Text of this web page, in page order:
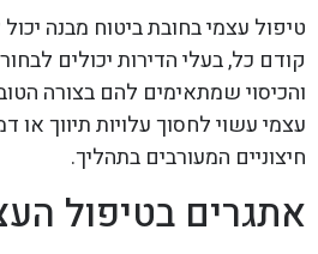
טיפול עצמי בחובת ביטוח מבנה יכול
קודם כל, בעלי הדירות יכולים
והכיסוי שמתאימים להם בצורה
עצמי עשוי לחסוך עלויות תיווך או
חיצוניים המעורבים בתהליך.
אתגרים בטיפול